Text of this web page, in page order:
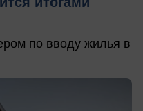
по вводу жилья в